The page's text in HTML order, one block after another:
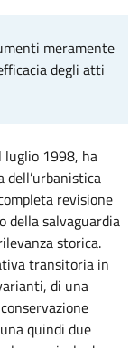
meramente
degli atti
luglio 1998, ha
revisione
della salvaguardia
storica.
transitoria in
di una
quindi due